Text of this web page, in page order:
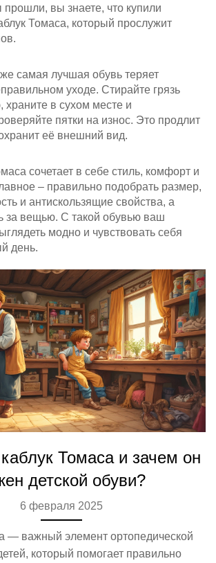
прошли, вы знаете, что купили
Томаса, который прослужит
самая лучшая обувь теряет
уходе. Стирайте грязь
храните в сухом месте и
пятки на износ. Это продлит
её внешний вид.
сочетает в себе стиль, комфорт и
– правильно подобрать размер,
и антискользящие свойства, а
за вещью. С такой обувью ваш
модно и чувствовать себя
день.
Томаса и зачем он
детской обуви?
6 февраля 2025
— важный элемент ортопедической
который помогает правильно